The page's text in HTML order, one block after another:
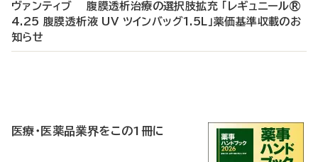
ヴァンティブ 腹膜透析治療の選択肢拡充 「レギュニール®
4.25 腹膜透析液 UV ツインバッグ1.5L」薬価基準収載のお
知らせ
医療・医薬品業界をこの1冊に